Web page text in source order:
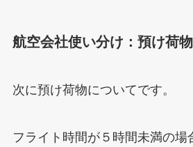
航空会社使い分け：預け荷
次に預け荷物についてです。
フライト時間が５時間未満の場